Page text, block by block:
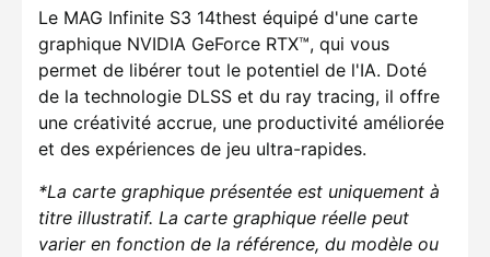
Le MAG Infinite S3 14thest équipé d'une carte
graphique NVIDIA GeForce RTX™, qui vous
permet de libérer tout le potentiel de l'IA. Doté
de la technologie DLSS et du ray tracing, il offre
une créativité accrue, une productivité améliorée
et des expériences de jeu ultra-rapides.
*La carte graphique présentée est uniquement à
titre illustratif. La carte graphique réelle peut
varier en fonction de la référence, du modèle ou